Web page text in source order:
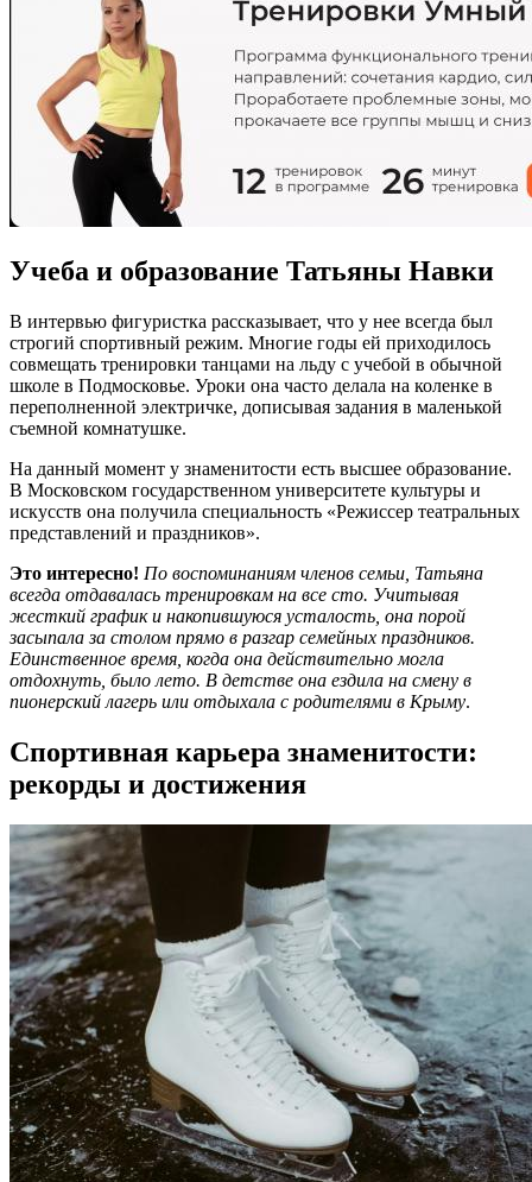
Учеба и образование Татьяны Навки
В интервью фигуристка рассказывает, что у нее всегда был
строгий спортивный режим. Многие годы ей приходилось
совмещать тренировки танцами на льду с учебой в обычной
школе в Подмосковье. Уроки она часто делала на коленке в
переполненной электричке, дописывая задания в маленькой
съемной комнатушке.
На данный момент у знаменитости есть высшее образование.
В Московском государственном университете культуры и
искусств она получила специальность «Режиссер театральных
представлений и праздников».
Это интересно! По воспоминаниям членов семьи, Татьяна
всегда отдавалась тренировкам на все сто. Учитывая
жесткий график и накопившуюся усталость, она порой
засыпала за столом прямо в разгар семейных праздников.
Единственное время, когда она действительно могла
отдохнуть, было лето. В детстве она ездила на смену в
пионерский лагерь или отдыхала с родителями в Крыму.
Спортивная карьера знаменитости:
рекорды и достижения